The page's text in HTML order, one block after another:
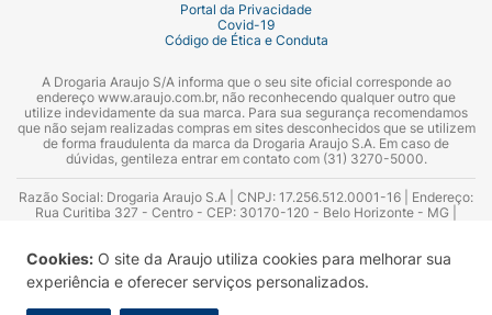
Cookies: O site da Araujo utiliza cookies para melhorar sua
experiência e oferecer serviços personalizados.
Portal da Privacidade
Covid-19
Código de Ética e Conduta
A Drogaria Araujo S/A informa que o seu site oficial corresponde ao
endereço www.araujo.com.br, não reconhecendo qualquer outro que
utilize indevidamente da sua marca. Para sua segurança recomendamos
que não sejam realizadas compras em sites desconhecidos que se utilizem
de forma fraudulenta da marca da Drogaria Araujo S.A. Em caso de
dúvidas, gentileza entrar em contato com (31) 3270-5000.
Razão Social: Drogaria Araujo S.A | CNPJ: 17.256.512.0001-16 | Endereço:
Rua Curitiba 327 - Centro - CEP: 30170-120 - Belo Horizonte - MG |
Azevedo Guimarães – CRF 10.965 | Yasmin Silva Alvarenga – CRF 52.584 -
Consultor substituto: Thiago Aguiar Pinheiro - CRF Nº 13.748. Alvará
Sanitário: 2025020713 | Autorização de Funcionamento da Empresa (AFE):